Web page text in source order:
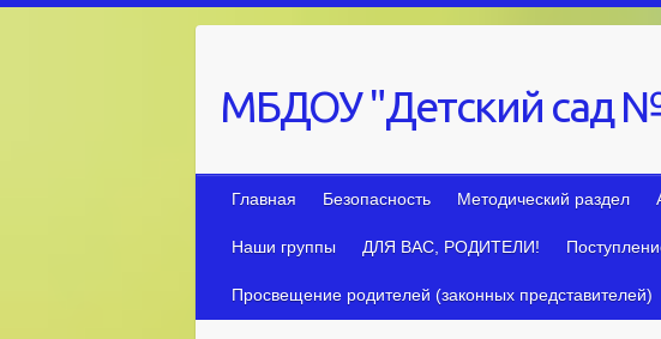
МБДОУ "Детский сад
Главная Безопасность Методический раздел
Наши группы ДЛЯ ВАС, РОДИТЕЛИ!
Просвещение родителей (законных представителей)